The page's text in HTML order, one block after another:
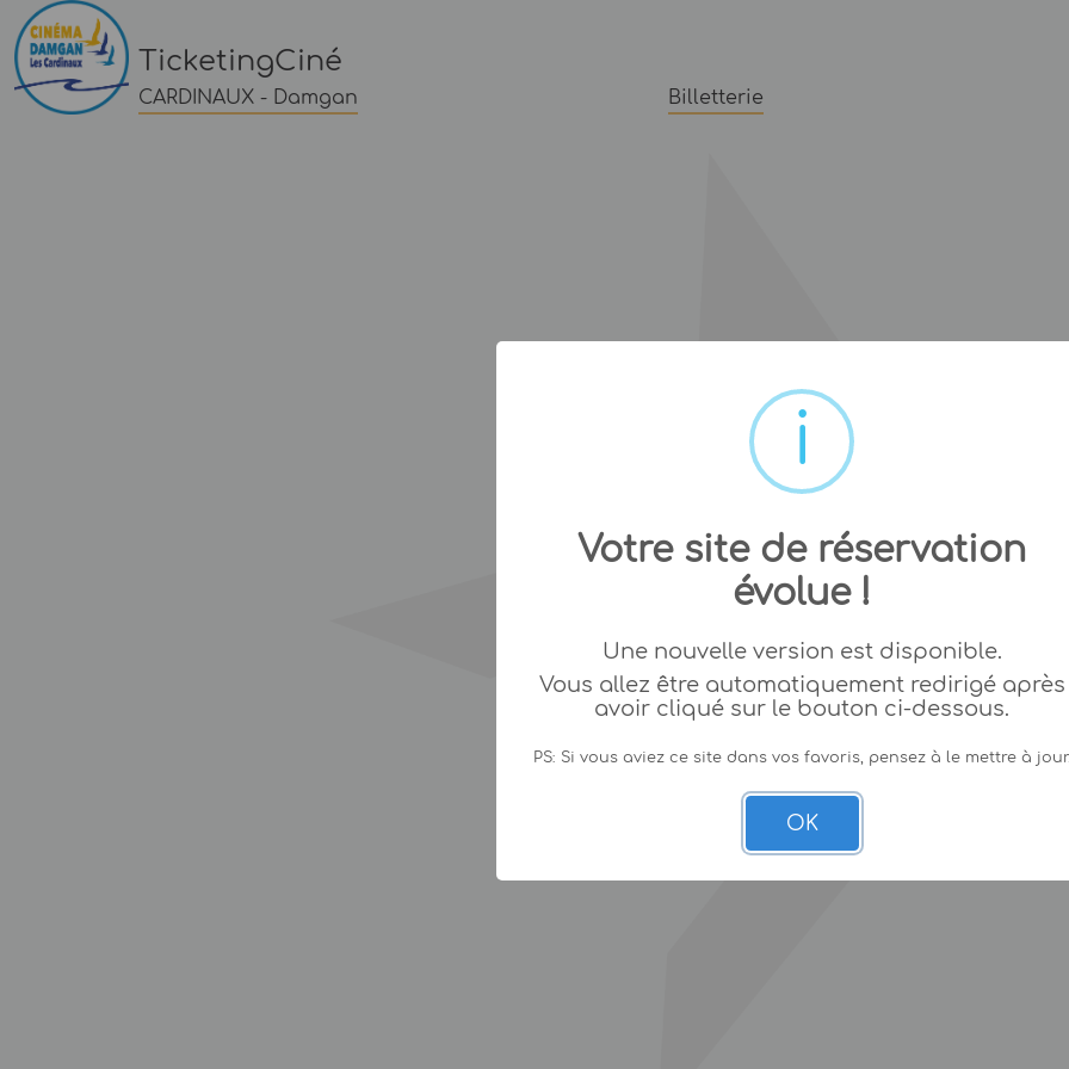
TicketingCiné
CARDINAUX - Damgan Billetterie
Votre site de réservation
évolue !
Une nouvelle version est disponible.
Vous allez être automatiquement redirigé après
avoir cliqué sur le bouton ci-dessous.
PS: Si vous aviez ce site dans vos favoris, pensez à le mettre à
OK